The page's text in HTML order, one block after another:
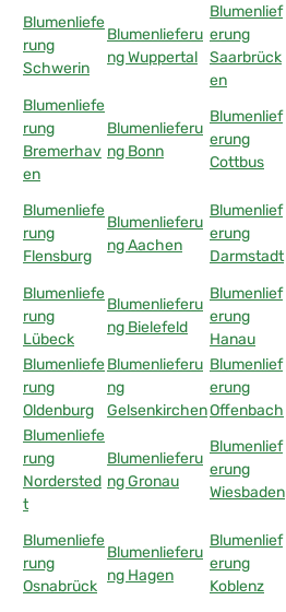
Blumenliefe
rung
Schwerin
Blumenlieferu
ng Wuppertal
Blumenlief
erung
Saarbrück
en
Blumenliefe
rung
Bremerhav
en
Blumenlieferu
ng Bonn
Blumenlief
erung
Cottbus
Blumenliefe
rung
Flensburg
Blumenlieferu
ng Aachen
Blumenlief
erung
Darmstadt
Blumenliefe
rung
Lübeck
Blumenlieferu
ng Bielefeld
Blumenlief
erung
Hanau
Blumenliefe
rung
Oldenburg
Blumenlieferu
ng
Gelsenkirchen
Blumenlief
erung
Offenbach
Blumenliefe
rung
Nordersted
t
Blumenlieferu
ng Gronau
Blumenlief
erung
Wiesbaden
Blumenliefe
rung
Osnabrück
Blumenlieferu
ng Hagen
Blumenlief
erung
Koblenz